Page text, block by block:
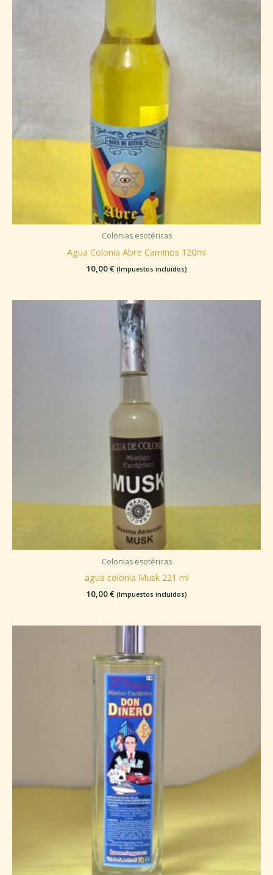
Colonias esotéricas
Agua Colonia Abre Caminos 120ml
10,00€ (Impuestos incluidos)
Colonias esotéricas
agua colonia Musk 221 ml
10,00€ (Impuestos incluidos)